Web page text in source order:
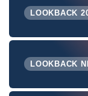
LOOKBACK
LOOKBACK